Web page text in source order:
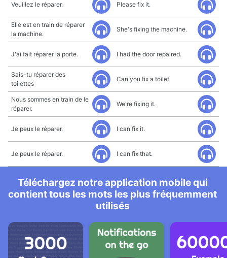
Veuillez le réparer. Please fix it.
Elle est en train de réparer
la machine.
She's fixing the machine.
J'ai fait réparer la porte. I had the door repaired.
Sais-tu réparer des
toilettes
Can you fix a toilet
Nous sommes en train de le
réparer.
We're fixing it.
Je peux le réparer. I can fix it.
Je peux le réparer. I can fix that.
Téléchargez notre application mobile qui
contient tous les mots les plus fréquemment
utilisés